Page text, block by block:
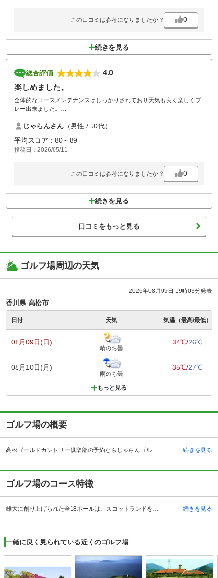
この口コミは参考になりましたか？ 0
続きを見る
総合評価
4.0
楽しめました。
全体的なコースメンテナンスはしっかりされており天気も良く楽しくプ
レー出来ました。
り、グリーンは下りは早く、グリーン周りはふかふかの砂の大小深いバ
ンカーが待ち受けます。
スコアを纏めるには様々な傾斜地からのショットや距離感など色々なス
キルを求められます。
じゃらんさん （男性 / 50代）
平均スコア：80～89
投稿日：2026/05/11
この口コミは参考になりましたか？ 0
続きを見る
口コミをもっと見る
ゴルフ場周辺の天気
2026年08月09日 19時03分発表
香川県 高松市
日付 天気 気温（最高/最低）
08月09日(日)
晴のち曇
34℃/26℃
08月10日(月)
雨のち曇
35℃/27℃
もっと見る
ゴルフ場の概要
高松ゴールドカントリー倶楽部の予約ならじゃらんゴルフ。カートの有無や利用税、キャンセル料、ナイター設備、駐車場などのコース情報はもちろん、口コミ、フォトギャラリーなどコースの難易度や攻略に役立つ情報充実、予約する度にポイントが貯まるのでお得にゴルフをお楽しみ頂けます。 高松空港から車で約10分、こんぴら温泉郷へは車で約40分、塩江温泉郷へは車で20分ほどの距離に位置し、観光地へのアクセスも抜群です。プレー後に日本屈指の温泉郷で汗を流すこともでき、贅沢なゴルフライフが満喫できます。コースは世界的に有名なコース設計者 ピート・ダイの弟子、 ロン・フェリスによる設計です。デザインコンセプトの「あらゆるレベルのゴルファーに同質の歓びを」という彼の信念を随所に感じることのできる計算された作りになっています。また、ドライビングレンジ、バンカー、アプローチ、グリーンと多彩な練習場を完備しており、自分の技量を試したい上級者だけでなく、ゴルフを上達したい方にもおすすめです。レストランは、名物18ホールが見渡せる開放的な作りになっており、プレーを振り返りながらゆっくりと食事を楽しむことができます。 続きを見る
ゴルフ場のコース特徴
雄大に創り上げられた全18ホールは、スコットランドを思わせる自然な起伏を生かした「自然の恵みそのままに」というコンセプトを随所に感じられる美しいコースです。ホールの高低差が少なく、ブラインドホールや隠れたハザードもほとんどなく、セカンド地点からグリーンを確認できるため、初めてのラウンドでも安心してショットできるため、他では味わえない爽快感を味わうことができます。18番ホールは一日を締めくくるにふさわしい名物ホールで、グリーンの廻りを池で囲まれたアイランド・グリーンが悠然とゴルファーを待ち構えています。2オンも狙える距離ながら、大きなリスクと背中合わせのスリリング感がチャレンジ精神を掻き立て、訪れるすべての人を魅了します。 続きを見る
一緒に良く見られている近くのゴルフ場